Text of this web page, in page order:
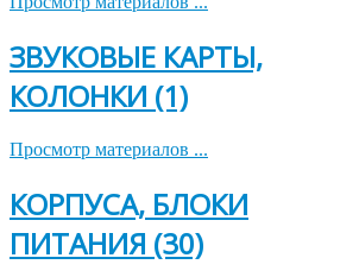
ЗВУКОВЫЕ КАРТЫ,
КОЛОНКИ (1)
Просмотр материалов ...
КОРПУСА, БЛОКИ
ПИТАНИЯ (30)